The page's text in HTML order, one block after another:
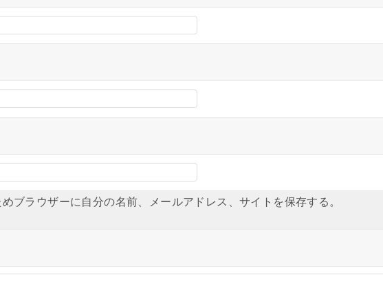
ブラウザーに自分の名前、メールアドレス、サイトを保存する。